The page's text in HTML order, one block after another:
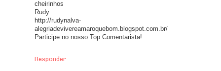
cheirinhos
Rudy
http://rudynalva-
alegriadevivereamaroquebom.blogspot.com.br/
Participe no nosso Top Comentarista!
Responder